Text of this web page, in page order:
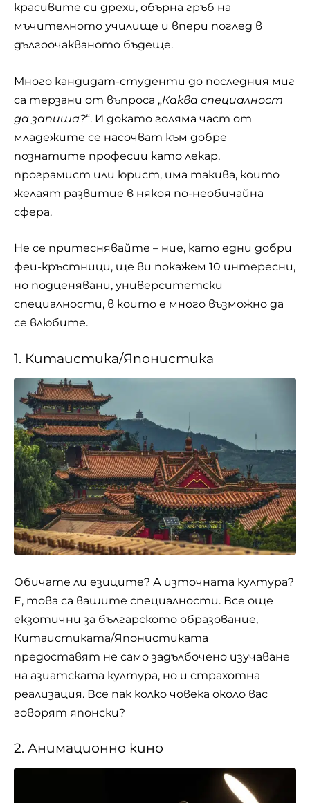
красивите си дрехи, обърна гръб на
мъчителното училище и впери поглед в
дългоочакваното бъдеще.
Много кандидат-студенти до последния миг
са терзани от въпроса „Каква специалност
да запиша?“. И докато голяма част от
младежите се насочват към добре
познатите професии като лекар,
програмист или юрист, има такива, които
желаят развитие в някоя по-необичайна
сфера.
Не се притеснявайте – ние, като едни добри
феи-кръстници, ще ви покажем 10 интересни,
но подценявани, университетски
специалности, в които е много възможно да
се влюбите.
1. Китаистика/Японистика
Обичате ли езиците? А източната култура?
Е, това са вашите специалности. Все още
екзотични за българското образование,
Китаистиката/Японистиката
предоставят не само задълбочено изучаване
на азиатската култура, но и страхотна
реализация. Все пак колко човека около вас
говорят японски?
2. Анимационно кино